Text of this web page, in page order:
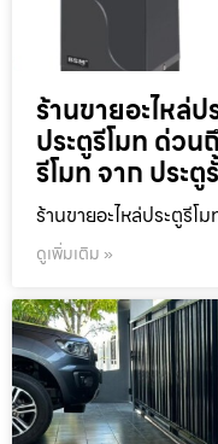
ร้านขายอะไหล่
ประตูรีโมท ด่วน
รีโมท จาก ประ
ร้านขายอะไหล่ประตูรีโ
ดูเพิ่มเติม »